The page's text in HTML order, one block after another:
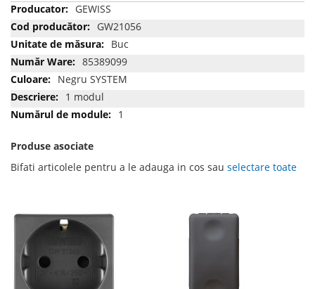
Mai
multe
informatii
GEWISS
GW21056
Buc
85389099
Negru SYSTEM
1 modul
1
Produse asociate
Bifati articolele pentru a le adauga in cos sau selectare toate